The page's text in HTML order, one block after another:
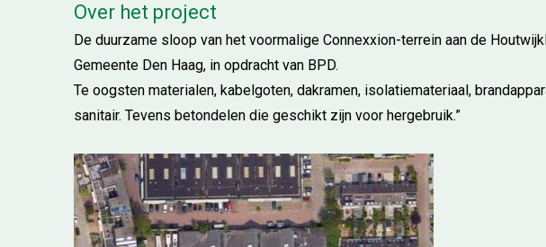
Over het project
De duurzame sloop van het voormalige Connexxion-terrein aan de
Gemeente Den Haag, in opdracht van BPD.
Te oogsten materialen, kabelgoten, dakramen, isolatiemateriaal,
sanitair. Tevens betondelen die geschikt zijn voor hergebruik.”